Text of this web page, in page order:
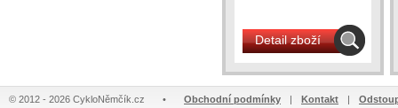
Detail zboží
© 2012 - 2026 CykloNěmčík.cz • Obchodní podmínky | Kontakt |